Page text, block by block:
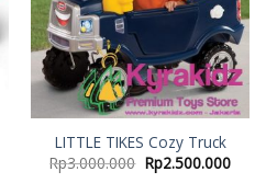
LITTLE TIKES Cozy Truck
Rp3.000.000 Rp2.500.000